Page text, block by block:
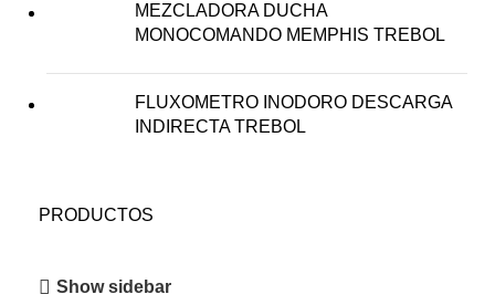
MEZCLADORA DUCHA
MONOCOMANDO MEMPHIS TREBOL
FLUXOMETRO INODORO DESCARGA
INDIRECTA TREBOL
PRODUCTOS
Show sidebar